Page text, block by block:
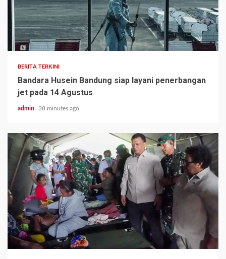
BERITA TERKINI
Bandara Husein Bandung siap layani penerbangan
jet pada 14 Agustus
admin 38 minutes ago